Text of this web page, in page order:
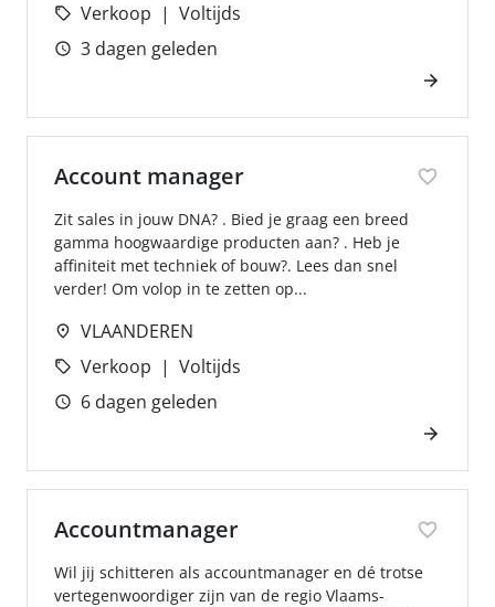
Verkoop
Voltijds
3 dagen geleden
Account manager
Zit sales in jouw DNA? . Bied je graag een breed
gamma hoogwaardige producten aan? . Heb je
affiniteit met techniek of bouw?. Lees dan snel
verder! Om volop in te zetten op...
VLAANDEREN
Verkoop
Voltijds
6 dagen geleden
Accountmanager
Wil jij schitteren als accountmanager en dé trotse
vertegenwoordiger zijn van de regio Vlaams-